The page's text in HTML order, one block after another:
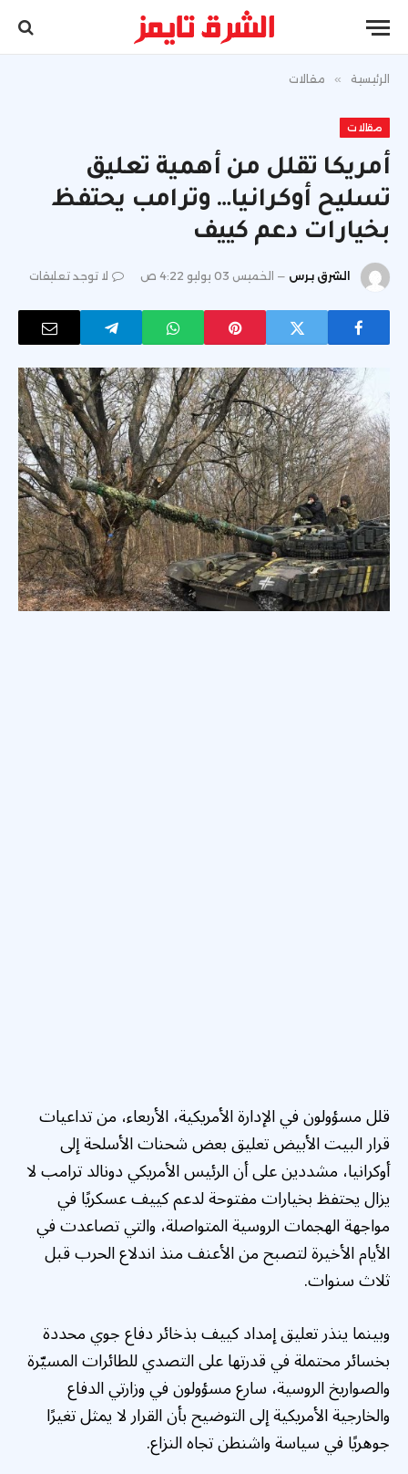
الرئيسية » مقالات
مقالات
أمريكا تقلل من أهمية تعليق
تسليح أوكرانيا… وترامب يحتفظ
بخيارات دعم كييف
الشرق برس الخميس 03 يوليو 4:22 ص لا توجد تعليقات
قلل مسؤولون في الإدارة الأمريكية، الأربعاء، من تداعيات
قرار البيت الأبيض تعليق بعض شحنات الأسلحة إلى
أوكرانيا، مشددين على أن الرئيس الأمريكي دونالد ترامب لا
يزال يحتفظ بخيارات مفتوحة لدعم كييف عسكريًا في
مواجهة الهجمات الروسية المتواصلة، والتي تصاعدت في
الأيام الأخيرة لتصبح من الأعنف منذ اندلاع الحرب قبل
ثلاث سنوات.
وبينما ينذر تعليق إمداد كييف بذخائر دفاع جوي محددة
بخسائر محتملة في قدرتها على التصدي للطائرات المسيّرة
والصواريخ الروسية، سارع مسؤولون في وزارتي الدفاع
والخارجية الأمريكية إلى التوضيح بأن القرار لا يمثل تغيرًا
جوهريًا في سياسة واشنطن تجاه النزاع.